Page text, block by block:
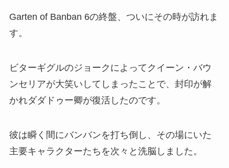
Garten of Banban 6の終盤、ついにその時が訪れま
す。
ビターギグルのジョークによってクイーン・バウ
ンセリアが大笑いしてしまったことで、封印が解
かれダダドゥー卿が復活したのです。
彼は瞬く間にバンバンを打ち倒し、その場にいた
主要キャラクターたちを次々と洗脳しました。